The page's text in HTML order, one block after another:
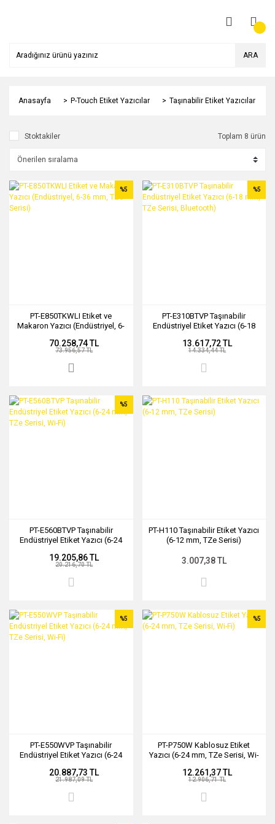
ARA
Anasayfa P-Touch Etiket Yazıcılar Taşınabilir Etiket Yazıcılar
Stoktakiler Toplam 8 ürün
PT-E850TKWLI Etiket ve
Makaron Yazıcı (Endüstriyel, 6-
%5
70.258,74 TL
73.956,57 TL
PT-E310BTVP Taşınabilir
Endüstriyel Etiket Yazıcı (6-18
%5
13.617,72 TL
14.334,44 TL
PT-E560BTVP Taşınabilir
Endüstriyel Etiket Yazıcı (6-24
%5
19.205,86 TL
20.216,70 TL
PT-H110 Taşınabilir Etiket Yazıcı
(6-12 mm, TZe Serisi)
3.007,38 TL
PT-E550WVP Taşınabilir
Endüstriyel Etiket Yazıcı (6-24
%5
20.887,73 TL
21.987,09 TL
PT-P750W Kablosuz Etiket
Yazıcı (6-24 mm, TZe Serisi, Wi-
%5
12.261,37 TL
12.906,71 TL